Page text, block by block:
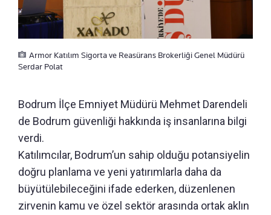
Armor Katılım Sigorta ve Reasürans Brokerliği Genel Müdürü
Serdar Polat
Bodrum İlçe Emniyet Müdürü Mehmet Darendeli
de Bodrum güvenliği hakkında iş insanlarına bilgi
verdi.
Katılımcılar, Bodrum’un sahip olduğu potansiyelin
doğru planlama ve yeni yatırımlarla daha da
büyütülebileceğini ifade ederken, düzenlenen
zirvenin kamu ve özel sektör arasında ortak aklın